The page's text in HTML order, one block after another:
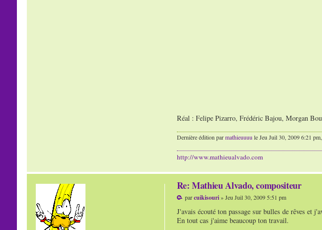
Réal : Felipe Pizarro, Frédéric Bajou, Morgan
Dernière édition parmathieuuuu le Jeu Juil 30, 2009 6:21
http://www.mathieualvado.com
Re: Mathieu Alvado, compositeur
parcuikisouri» Jeu Juil 30, 2009 5:51 pm
J'avais écouté ton passage sur bulles de rêves et
En tout cas j'aime beaucoup ton travail.